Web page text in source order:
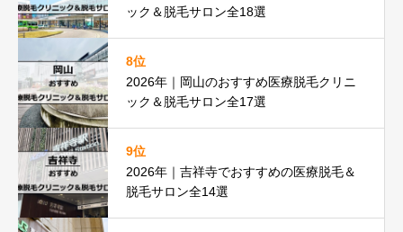
ック＆脱毛サロン全18選
8位
2026年｜岡山のおすすめ医療脱毛クリニ
ック＆脱毛サロン全17選
9位
2026年｜吉祥寺でおすすめの医療脱毛＆
脱毛サロン全14選